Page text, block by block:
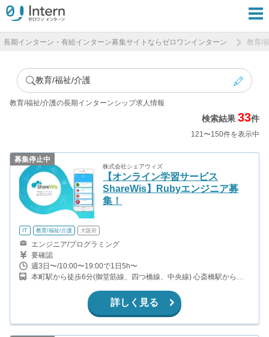
長期インターン・有給インターン募集サイトならゼロワンインターン 教育/
教育/福祉/介護
教育/福祉/介護の長期インターンシップ求人情報
検索結果33件
121〜150件を表示中
募集停止中
株式会社シェアウィズ
【オンライン学習サービス
ShareWis】Rubyエンジニア募
集！
IT 教育/福祉/介護 大阪府
エンジニア/プログラミング
要確認
週3日〜/10:00〜19:00で1日5h〜
本町駅から徒歩6分(御堂筋線、四つ橋線、中央線) 心斎橋駅から徒
長堀鶴見緑地線) 堺筋本町駅から徒歩8分(堺筋線、中央線)
詳しく見る